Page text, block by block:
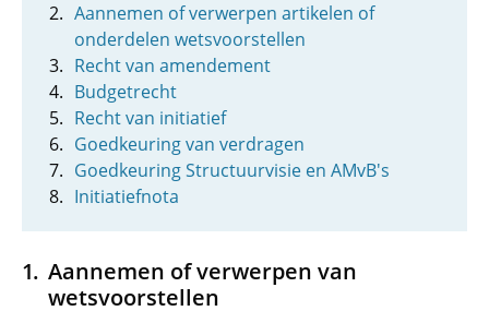
Aannemen of verwerpen artikelen of
onderdelen wetsvoorstellen
Recht van amendement
Budgetrecht
Recht van initiatief
Goedkeuring van verdragen
Goedkeuring Structuurvisie en AMvB's
Initiatiefnota
Aannemen of verwerpen van
wetsvoorstellen